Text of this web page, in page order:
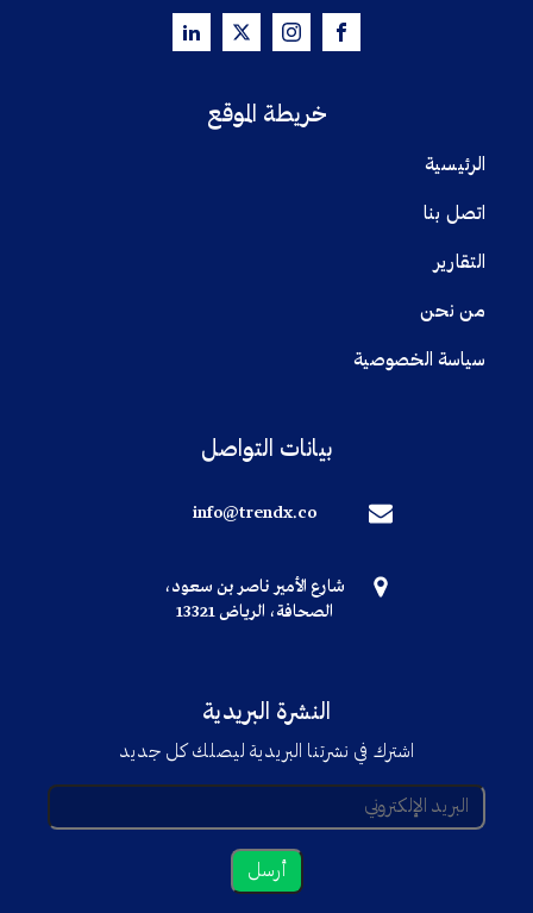
خريطة الموقع
الرئيسية
اتصل بنا
التقارير
من نحن
سياسة الخصوصية
بيانات التواصل
info@trendx.co
شارع الأمير ناصر بن سعود،
الصحافة، الرياض 13321
النشرة البريدية
اشترك في نشرتنا البريدية ليصلك كل جديد